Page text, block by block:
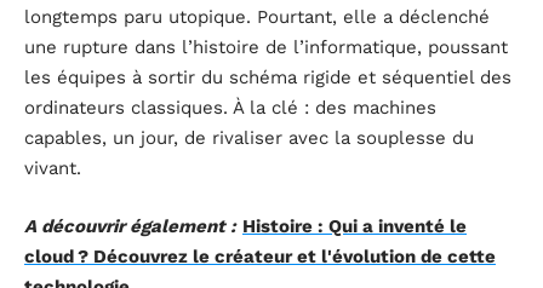
longtemps paru utopique. Pourtant, elle a déclenché
une rupture dans l’histoire de l’informatique, poussant
les équipes à sortir du schéma rigide et séquentiel des
ordinateurs classiques. À la clé : des machines
capables, un jour, de rivaliser avec la souplesse du
vivant.
A découvrir également : Histoire : Qui a inventé le
cloud ? Découvrez le créateur et l'évolution de cette